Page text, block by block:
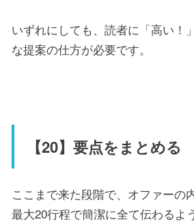
いずれにしても、読者に「高い！
な提案の仕方が必要です。
【20】要点をまとめる
ここまで来た段階で、オファーの
最大20行程で簡潔に全て伝わるよ